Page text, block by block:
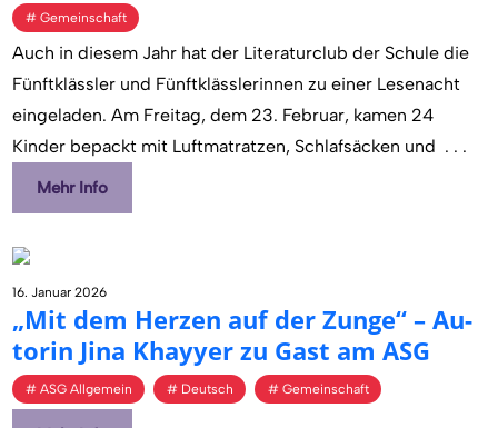
Gemeinschaft
Auch in diesem Jahr hat der Literaturclub der Schule die
Fünftklässler und Fünftklässlerinnen zu einer Lesenacht
eingeladen. Am Freitag, dem 23. Februar, kamen 24
Kinder bepackt mit Luftmatratzen, Schlafsäcken und . . .
Mehr Info
16. Januar 2026
„Mit dem Her­zen auf der Zunge“ – Au­
to­rin Jina Khay­y­er zu Gast am ASG
ASG Allgemein Deutsch Gemeinschaft